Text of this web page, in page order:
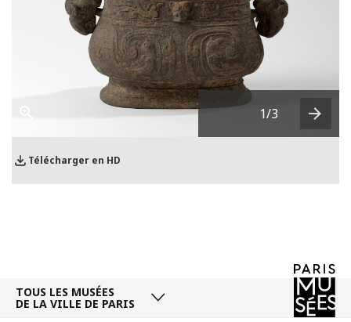
Télécharger en HD
1/3
Next
TOUS LES MUSÉES
DE LA VILLE DE PARIS